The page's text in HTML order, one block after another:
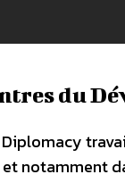
du
notamment